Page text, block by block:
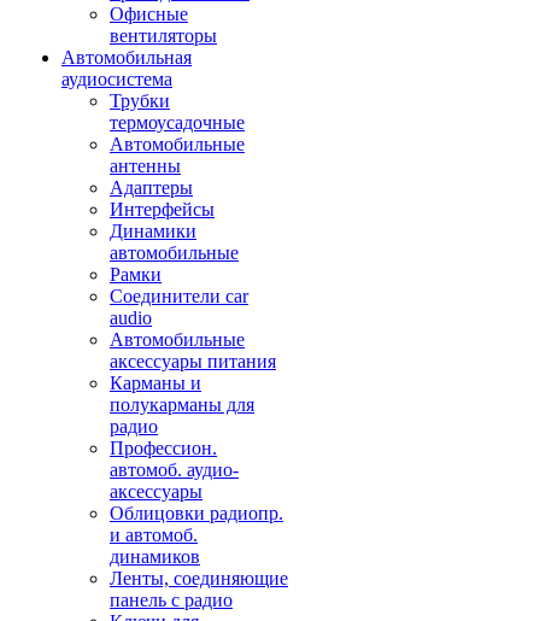
Офисные
вентиляторы
Автомобильная
аудиосистема
Трубки
термоусадочные
Автомобильные
антенны
Адаптеры
Интерфейсы
Динамики
автомобильные
Рамки
Соединители car
audio
Автомобильные
аксессуары питания
Карманы и
полукарманы для
радио
Профессион.
автомоб. аудио-
аксессуары
Облицовки радиопр.
и автомоб.
динамиков
Ленты, соединяющие
панель с радио